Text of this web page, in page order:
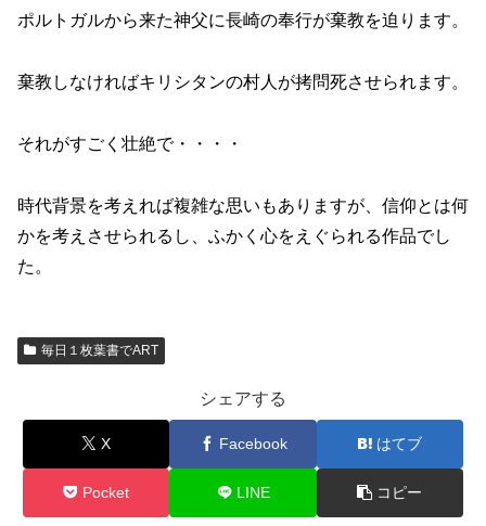
ポルトガルから来た神父に長崎の奉行が棄教を迫ります。
棄教しなければキリシタンの村人が拷問死させられます。
それがすごく壮絶で・・・・
時代背景を考えれば複雑な思いもありますが、信仰とは何
かを考えさせられるし、ふかく心をえぐられる作品でし
た。
毎日１枚葉書でART
シェアする
X Facebook はてブ
Pocket LINE コピー